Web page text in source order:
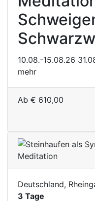
10.08.-15.08.26
mehr
Ab € 610,00
Deutschland,
3 Tage